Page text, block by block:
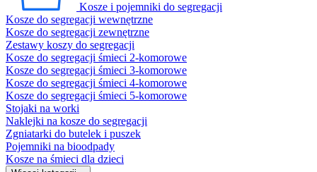
Kosze i pojemniki do segregacji
Kosze do segregacji wewnętrzne
Kosze do segregacji zewnętrzne
Zestawy koszy do segregacji
Kosze do segregacji śmieci 2-komorowe
Kosze do segregacji śmieci 3-komorowe
Kosze do segregacji śmieci 4-komorowe
Kosze do segregacji śmieci 5-komorowe
Stojaki na worki
Naklejki na kosze do segregacji
Zgniatarki do butelek i puszek
Pojemniki na bioodpady
Kosze na śmieci dla dzieci